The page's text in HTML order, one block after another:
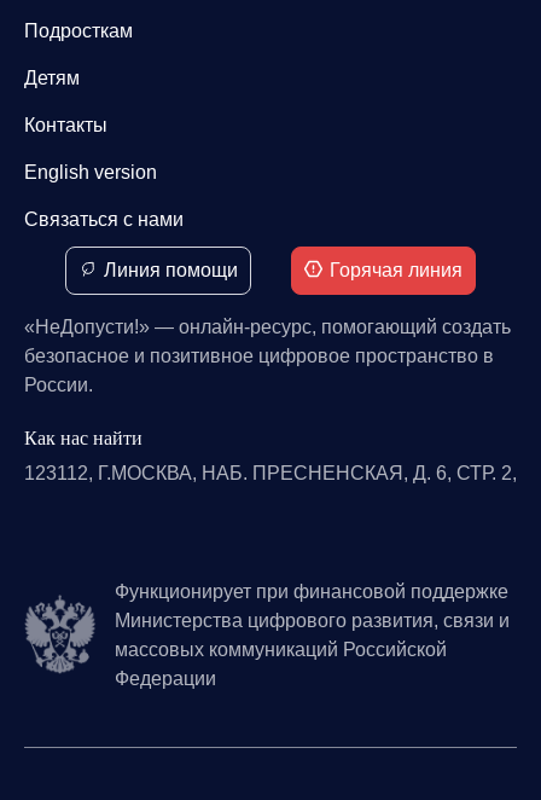
Подросткам
Детям
Контакты
English version
Связаться с нами
Линия помощи Горячая линия
«НеДопусти!» — онлайн-ресурс, помогающий создать
безопасное и позитивное цифровое пространство в
России.
Как нас найти
123112, Г.МОСКВА, НАБ. ПРЕСНЕНСКАЯ, Д. 6, СТР. 2,
Функционирует при финансовой поддержке
Министерства цифрового развития, связи и
массовых коммуникаций Российской
Федерации